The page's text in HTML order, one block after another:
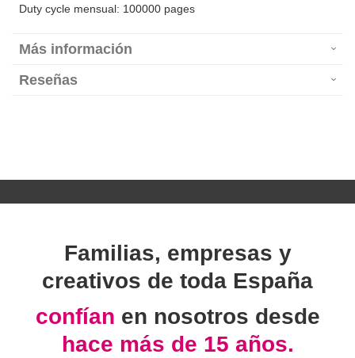
Duty cycle mensual: 100000 pages
Más información
Reseñas
Familias, empresas y
creativos de toda España
confían en nosotros desde
hace más de 15 años.